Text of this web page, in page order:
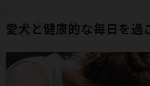
愛犬と健康的な毎日を過